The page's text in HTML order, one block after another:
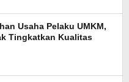
Usaha Pelaku UMKM,
Tingkatkan Kualitas